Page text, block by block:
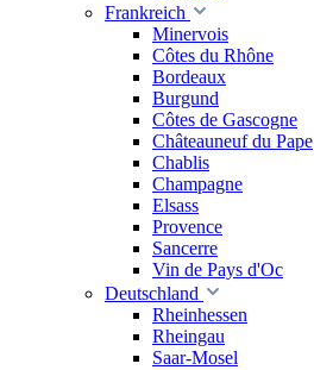
Frankreich
Minervois
Côtes du Rhône
Bordeaux
Burgund
Côtes de Gascogne
Châteauneuf du Pape
Chablis
Champagne
Elsass
Provence
Sancerre
Vin de Pays d'Oc
Deutschland
Rheinhessen
Rheingau
Saar-Mosel